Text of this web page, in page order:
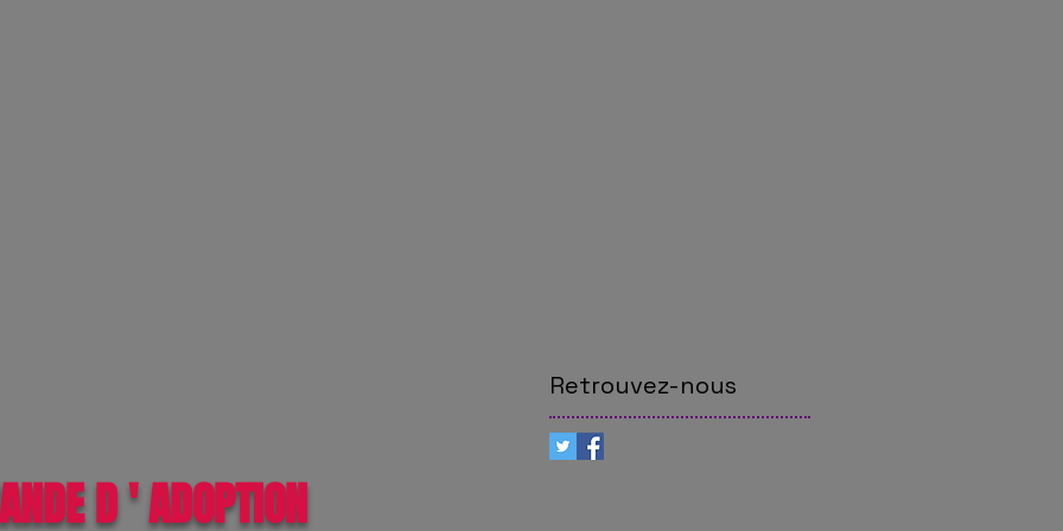
Retrouvez-nous
D ' ADOPTION